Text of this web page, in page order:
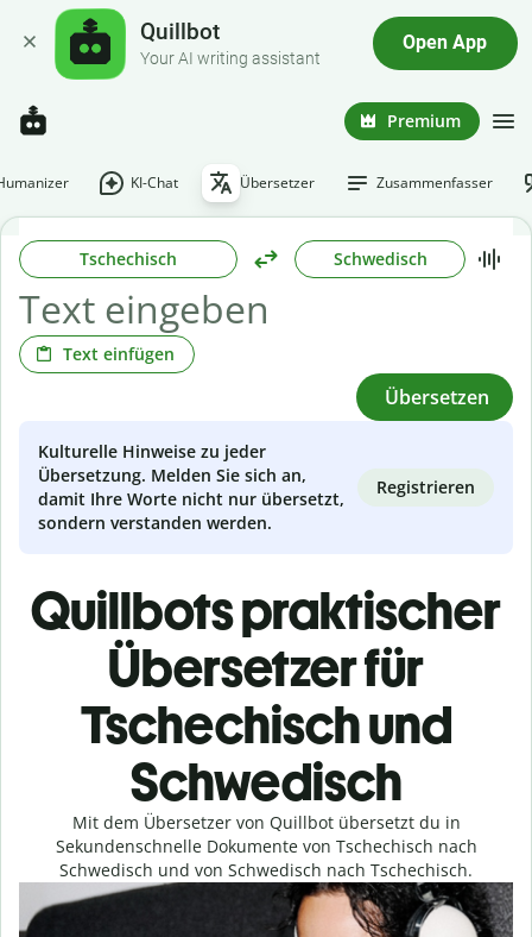
Quillbot
Your AI writing assistant
Open App
Premium
KI-Chat Übersetzer Zusammenfasser
Tschechisch Schwedisch
Text einfügen
Übersetzen
Kulturelle Hinweise zu jeder
Übersetzung. Melden Sie sich an,
damit Ihre Worte nicht nur übersetzt,
sondern verstanden werden.
Registrieren
Quillbots praktischer
Übersetzer für
Tschechisch und
Schwedisch
Mit dem Übersetzer von Quillbot übersetzt du in
Sekundenschnelle Dokumente von Tschechisch nach
Schwedisch und von Schwedisch nach Tschechisch.